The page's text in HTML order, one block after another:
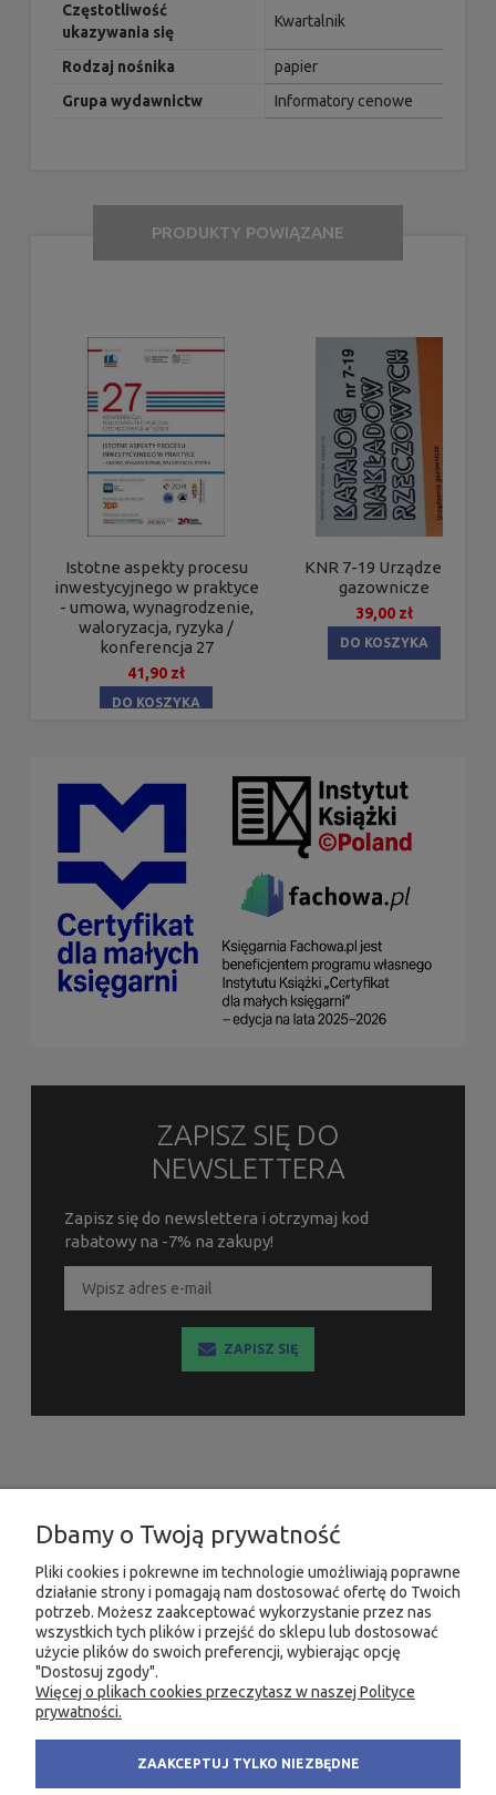
Częstotliwość
ukazywania się
Kwartalnik
Rodzaj nośnika
papier
Grupa wydawnictw
Informatory cenowe
PRODUKTY POWIĄZANE
Istotne aspekty procesu
inwestycyjnego w praktyce
- umowa, wynagrodzenie,
waloryzacja, ryzyka /
konferencja 27
41,90 zł
DO KOSZYKA
KNR 7-19 Urządzenia
gazownicze
39,00 zł
DO KOSZYKA
ZAPISZ SIĘ DO
NEWSLETTERA
Zapisz się do newslettera i otrzymaj kod
rabatowy na -7% na zakupy!
ZAPISZ SIĘ
INFORMACJE
MOJE KONTO
PRODUKTY
KONTAKT KSIĘGARNIA FACHOWA.PL
80-299 Gdańsk
Dbamy o Twoją prywatność
Pliki cookies i pokrewne im technologie umożliwiają poprawne
działanie strony i pomagają nam dostosować ofertę do Twoich
potrzeb. Możesz zaakceptować wykorzystanie przez nas
wszystkich tych plików i przejść do sklepu lub dostosować
użycie plików do swoich preferencji, wybierając opcję
"Dostosuj zgody".
Więcej o plikach cookies przeczytasz w naszej Polityce
prywatności.
ZAAKCEPTUJ TYLKO NIEZBĘDNE